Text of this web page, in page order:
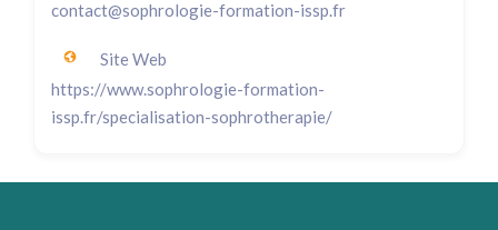
contact@sophrologie-formation-issp.fr
Site Web
https://www.sophrologie-formation-
issp.fr/specialisation-sophrotherapie/